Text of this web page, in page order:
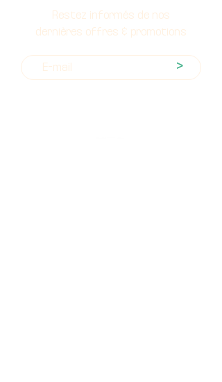
Restez informés de nos
dernières offres & promotions
>